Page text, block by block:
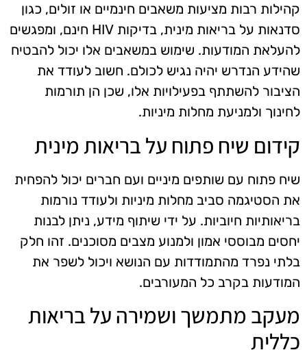
קהילות רבות מציעות משאבים חינמיים או זולים, כגון
סדנאות על בריאות מינית, בדיקות HIV חינם, ומפגשים
להעלאת המודעות. שימוש במשאבים אלו יכול להבטיח
שהידע הנדרש יהיה נגיש לכולם. חשוב לעודד את
הציבור להשתתף בפעילויות אלו, שכן הן תורמות
לחינוך ולמניעת מחלות מיניות.
קידום שיח פתוח על בריאות מינית
שיח פתוח עם שותפים מיניים ועם חברים יכול להפחית
את הסטיגמה סביב מחלות מיניות ולעודד נורמות
בריאותיות חיוביות. על ידי שיתוף מידע, ניתן לבנות
יחסים מבוססי אמון ולמנוע מצבים מסוכנים. זהו חלק
בלתי נפרד מהתמודדות עם הנושא ויכול לשפר את
המודעות בקרב כל המעורבים.
מעקב מתמשך ושמירה על בריאות
כללית